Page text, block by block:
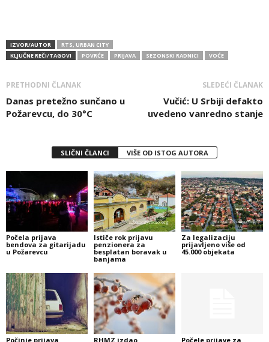
IZVOR/AUTOR
RTS, URBAN CITY
KLJUČNE REČI/TAGOVI
POVRĆE PRIJAVA SEZONSKI RADNICI VOĆE
PRETHODNI ČLANAK
Danas pretežno sunčano u
Požarevcu, do 30°C
SLEDEĆI ČLANAK
Vučić: U Srbiji defakto
uvedeno vanredno stanje
SLIČNI ČLANCI VIŠE OD ISTOG AUTORA
Počela prijava
bendova za gitarijadu
u Požarevcu
Ističe rok prijavu
penzionera za
besplatan boravak u
banjama
Za legalizaciju
prijavljeno više od
45.000 objekata
Počinje prijava
RHMZ izdao
Počele prijave za